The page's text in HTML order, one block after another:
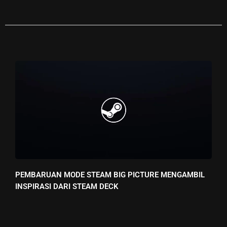
PEMBARUAN MODE STEAM BIG PICTURE MENGAMBIL
INSPIRASI DARI STEAM DECK